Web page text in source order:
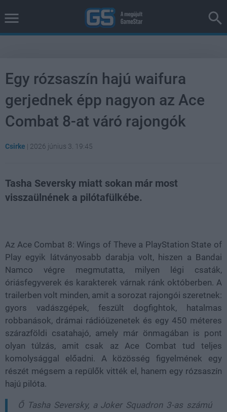
Egy rózsaszín hajú waifura
gerjednek épp nagyon az Ace
Combat 8-at váró rajongók
Csirke | 2026 június 3. 19:45
Tasha Seversky miatt sokan már most
visszaülnének a pilótafülkébe.
Az Ace Combat 8: Wings of Theve a PlayStation State of
Play egyik látványosabb darabja volt, hiszen a Bandai
Namco végre megmutatta, milyen légi csaták,
óriásfegyverek és karakterek várnak ránk októberben. A
trailerben volt minden, amit a sorozat rajongói szeretnek:
gyors vadászgépek, feszült dogfightok, hatalmas
robbanások, drámai rádióüzenetek és egy 450 méteres
szárazföldi csatahajó, amely már önmagában is pont
olyan túlzás, amit csak az Ace Combat tud teljes
komolysággal előadni. A közösség figyelmének egy
részét mégsem a repülők vitték el, hanem egy rózsaszín
hajú pilóta.
Ő Tasha Seversky, a Joker Squadron 3-as számú